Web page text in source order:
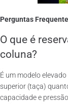
Perguntas
O que é
coluna?
É um modelo
superior (taça)
capacidade e